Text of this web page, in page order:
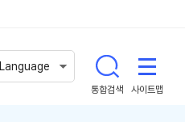
Language
통합검색 사이트맵